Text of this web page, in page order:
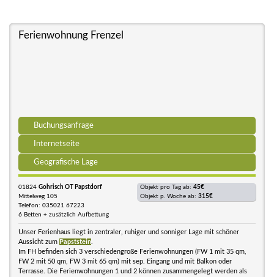
Ferienwohnung Frenzel
Buchungsanfrage
Internetseite
Geografische Lage
01824 Gohrisch OT Papstdorf
Mittelweg 105
Telefon: 035021 67223
6 Betten + zusätzlich Aufbettung
Objekt pro Tag ab: 45€
Objekt p. Woche ab: 315€
Unser Ferienhaus liegt in zentraler, ruhiger und sonniger Lage mit schöner
Aussicht zum Papststein
Im FH befinden sich 3 verschiedengroße Ferienwohnungen (FW 1 mit 35 qm,
FW 2 mit 50 qm, FW 3 mit 65 qm) mit sep. Eingang und mit Balkon oder
Terrasse. Die Ferienwohnungen 1 und 2 können zusammengelegt werden als